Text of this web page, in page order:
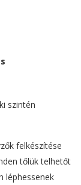
szintén
felkészítése
tőlük telhetőt
léphessenek